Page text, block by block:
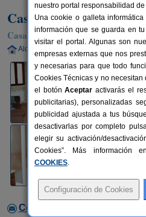
Casa Rural El Caño del
Casa Rural en Cardeñosa (Ávila)
Alquiler completo
Contactar con el alojamiento
nuestro portal responsabilidad de
Una cookie o galleta
información que se guarda en
visitar el portal. Algunas son
empresas externas que nos
y necesarias para que todo
Cookies Técnicas y no necesitan
el botónAceptar activarás el
publicitarias), personalizadas
publicidad ajustada a tus
desactivarlas por completo
elegir su activación/
Cookies”. Más información
COOKIES.